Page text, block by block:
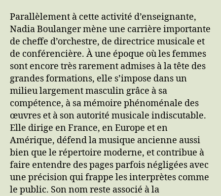
Parallèlement à cette activité d’enseignante,
Nadia Boulanger mène une carrière importante
de cheffe d’orchestre, de directrice musicale et
de conférencière. À une époque où les femmes
sont encore très rarement admises à la tête des
grandes formations, elle s’impose dans un
milieu largement masculin grâce à sa
compétence, à sa mémoire phénoménale des
œuvres et à son autorité musicale indiscutable.
Elle dirige en France, en Europe et en
Amérique, défend la musique ancienne aussi
bien que le répertoire moderne, et contribue à
faire entendre des pages parfois négligées avec
une précision qui frappe les interprètes comme
le public. Son nom reste associé à la